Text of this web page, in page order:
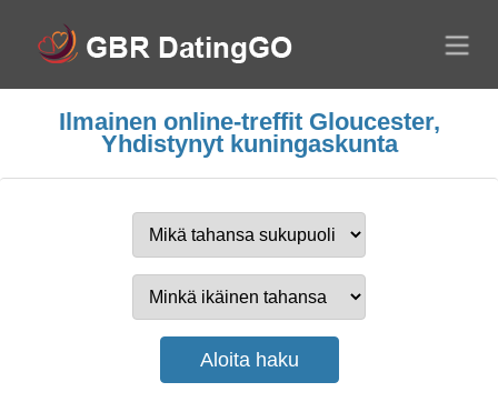
Ilmainen online-treffit Gloucester,
Yhdistynyt kuningaskunta